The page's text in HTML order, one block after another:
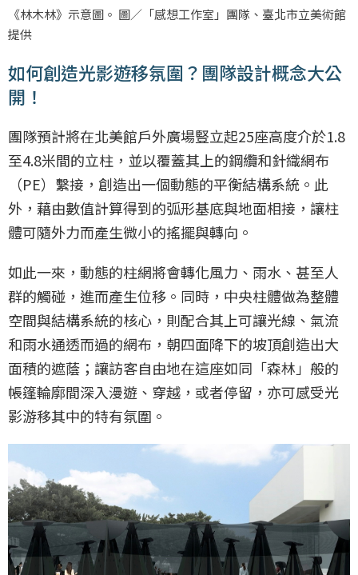
《林木林》示意圖。 圖／「感想工作室」團隊、臺北市立美術館
提供
如何創造光影遊移氛圍？團隊設計概念大公
開！
團隊預計將在北美館戶外廣場豎立起25座高度介於1.8
至4.8米間的立柱，並以覆蓋其上的鋼纜和針織網布
（PE）繫接，創造出一個動態的平衡結構系統。此
外，藉由數值計算得到的弧形基底與地面相接，讓柱
體可隨外力而產生微小的搖擺與轉向。
如此一來，動態的柱網將會轉化風力、雨水、甚至人
群的觸碰，進而產生位移。同時，中央柱體做為整體
空間與結構系統的核心，則配合其上可讓光線、氣流
和雨水通透而過的網布，朝四面降下的坡頂創造出大
面積的遮蔭；讓訪客自由地在這座如同「森林」般的
帳篷輪廓間深入漫遊、穿越，或者停留，亦可感受光
影游移其中的特有氛圍。